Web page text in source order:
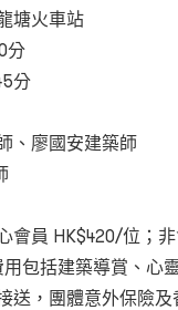
塘火車站
分
分
、廖國安建築師
會員 HK$420/位；
包括建築導賞、心
送，團體意外保險